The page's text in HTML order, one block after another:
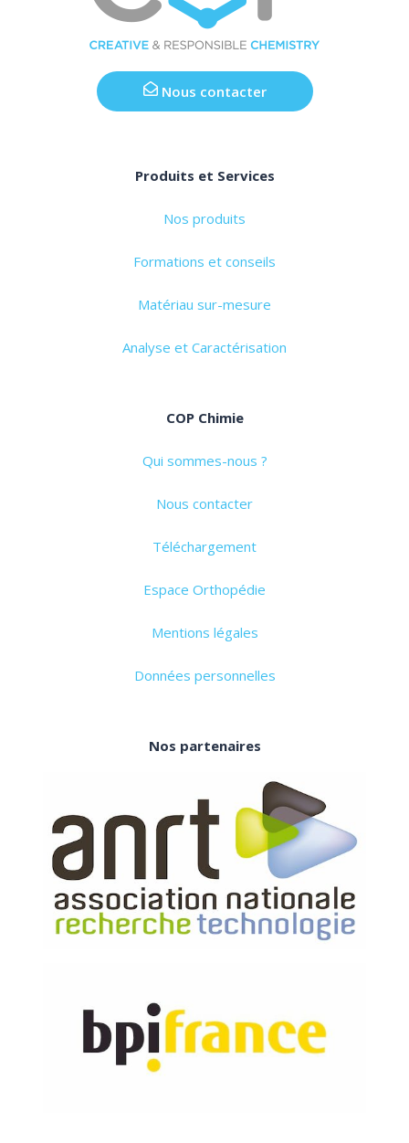
Nous contacter
Produits et Services
Nos produits
Formations et conseils
Matériau sur-mesure
Analyse et Caractérisation
COP Chimie
Qui sommes-nous ?
Nous contacter
Téléchargement
Espace Orthopédie
Mentions légales
Données personnelles
Nos partenaires